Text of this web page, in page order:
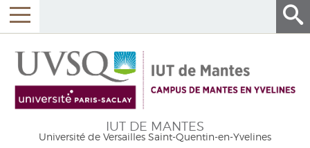
IUT DE MANTES
Université de Versailles Saint-Quentin-en-Yvelines